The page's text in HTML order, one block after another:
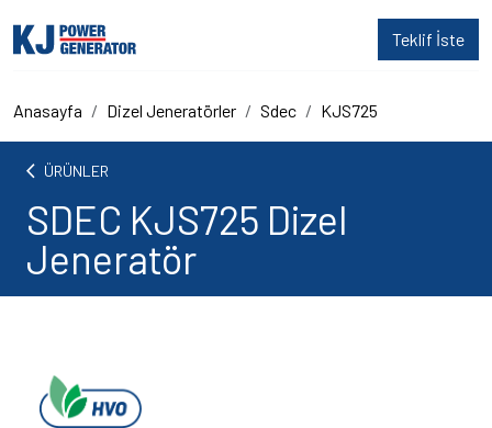
Teklif İste
Anasayfa Dizel Jeneratörler Sdec KJS725
arrow_back_ios ÜRÜNLER
SDEC KJS725 Dizel
Jeneratör